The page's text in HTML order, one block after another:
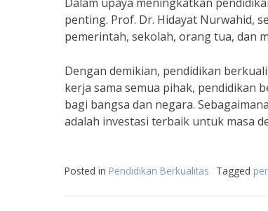
penting. Prof. Dr. Hidayat Nurwahid,
pemerintah, sekolah, orang tua, dan
Dengan demikian, pendidikan
kerja sama semua pihak, pendidikan
bagi bangsa dan negara.
adalah investasi terbaik untuk masa
Posted in Pendidikan Berkualitas Tagged